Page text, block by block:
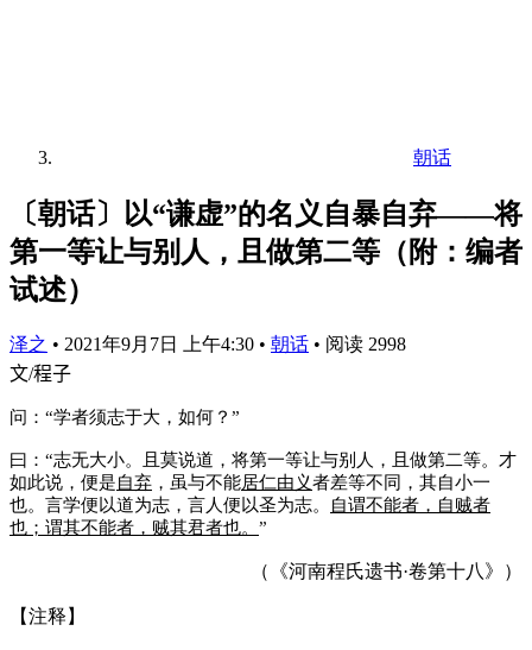
朝话
〔朝话〕以“谦虚”的名义自暴自弃——将
第一等让与别人，且做第二等（附：编者
试述）
泽之 • 2021年9月7日 上午4:30 • 朝话 • 阅读 2998
文/程子
问：“学者须志于大，如何？”
曰：“志无大小。且莫说道，将第一等让与别人，且做第二等。才
如此说，便是自弃 ，虽与不能居仁由义者差等不同，其自小一
也。言学便以道为志，言人便以圣为志。
自谓不能者，自贼者
也；谓其不能者，贼其君者也。 ”
（《河南程氏遗书·卷第十八》）
【注释】